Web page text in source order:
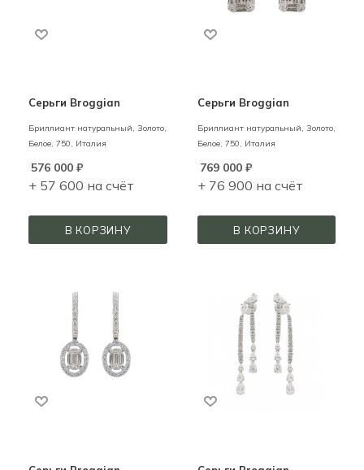
Серьги Broggian
Бриллиант натуральный, Золото,
Белое, 750, Италия
576 000 ₽
+ 57 600 на счёт
В КОРЗИНУ
Серьги Broggian
Бриллиант натуральный, Золото,
Белое, 750, Италия
769 000₽
+ 76 900 на счёт
В КОРЗИНУ